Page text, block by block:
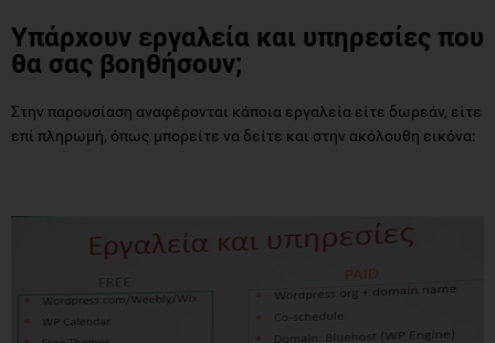
Υπάρχουν εργαλεία και υπηρεσίες που
θα σας βοηθήσουν;
Στην παρουσίαση αναφέρονται κάποια εργαλεία είτε δωρεάν, είτε
επί πληρωμή, όπως μπορείτε να δείτε και στην ακόλουθη εικόνα: